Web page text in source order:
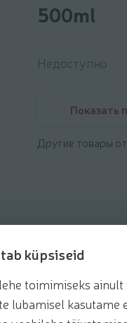
küpsiseid
toimimiseks ainult
lubamisel
500ml
Недоступно
Показать
Другие товары от
Рецепты